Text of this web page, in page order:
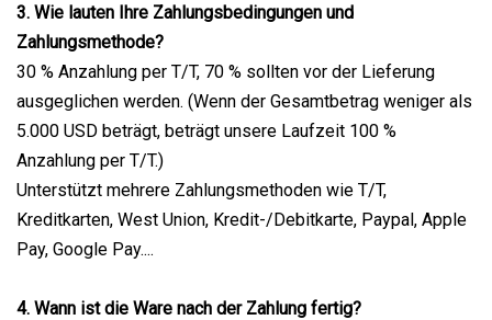
3. Wie lauten Ihre Zahlungsbedingungen und
Zahlungsmethode?
30 % Anzahlung per T/T, 70 % sollten vor der Lieferung
ausgeglichen werden. (Wenn der Gesamtbetrag weniger als
5.000 USD beträgt, beträgt unsere Laufzeit 100 %
Anzahlung per T/T.)
Unterstützt mehrere Zahlungsmethoden wie T/T,
Kreditkarten, West Union, Kredit-/Debitkarte, Paypal, Apple
Pay, Google Pay....
4. Wann ist die Ware nach der Zahlung fertig?